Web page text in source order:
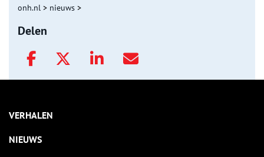
onh.nl > nieuws >
Delen
VERHALEN
NIEUWS